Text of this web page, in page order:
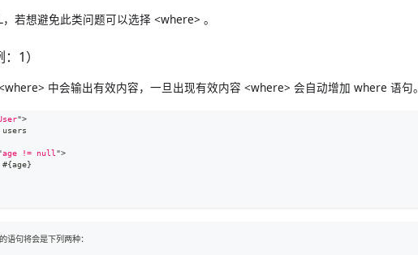
若想避免此类问题可以选择 <where> 。
1）
中会输出有效内容，一旦出现有效内容 <where> 会自动增加 where 语句。
">
users
age != null ">
#{age}
语句将会是下列两种：